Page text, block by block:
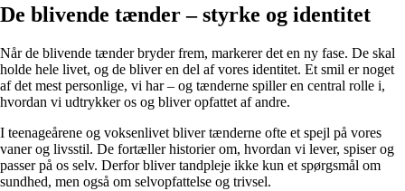
De blivende tænder – styrke og identitet
Når de blivende tænder bryder frem, markerer det en ny fase. De skal
holde hele livet, og de bliver en del af vores identitet. Et smil er noget
af det mest personlige, vi har – og tænderne spiller en central rolle i,
hvordan vi udtrykker os og bliver opfattet af andre.
I teenageårene og voksenlivet bliver tænderne ofte et spejl på vores
vaner og livsstil. De fortæller historier om, hvordan vi lever, spiser og
passer på os selv. Derfor bliver tandpleje ikke kun et spørgsmål om
sundhed, men også om selvopfattelse og trivsel.